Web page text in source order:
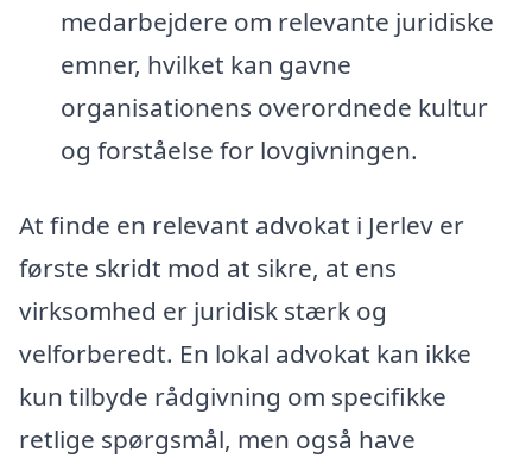
medarbejdere om relevante juridiske
emner, hvilket kan gavne
organisationens overordnede kultur
og forståelse for lovgivningen.
At finde en relevant advokat i Jerlev er
første skridt mod at sikre, at ens
virksomhed er juridisk stærk og
velforberedt. En lokal advokat kan ikke
kun tilbyde rådgivning om specifikke
retlige spørgsmål, men også have